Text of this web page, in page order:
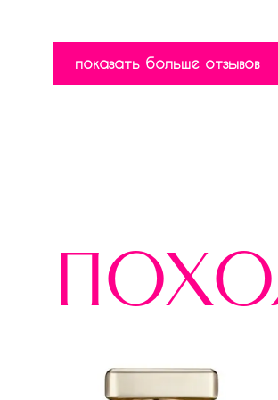
показать больше отзывов